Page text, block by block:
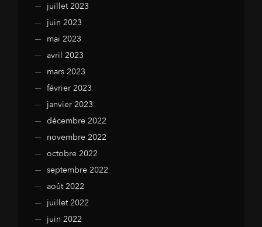
juillet 2023
juin 2023
mai 2023
avril 2023
mars 2023
février 2023
janvier 2023
décembre 2022
novembre 2022
octobre 2022
septembre 2022
août 2022
juillet 2022
juin 2022